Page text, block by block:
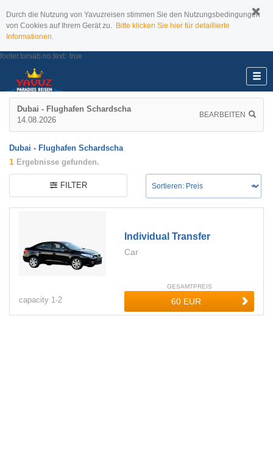
Durch die Nutzung von Yavuzreisen stimmen Sie den Nutzungsbedingungen
von Cookies auf Ihrem Gerät zu. Bitte klicken Sie hier für detaillierte
Informationen.
footer.tursab.no.text: true
Dubai - Flughafen Schardscha
14.08.2026
BEARBEITEN
Dubai - Flughafen Schardscha
1 Ergebnisse gefunden.
FILTER
Individual Transfer
Car
capacity 1-2
GESAMTPREIS